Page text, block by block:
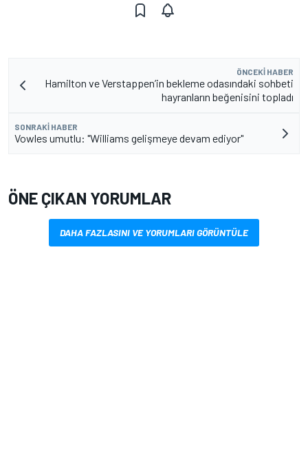
ÖNCEKI HABER
Hamilton ve Verstappen’in bekleme odasındaki sohbeti
hayranların beğenisini topladı
SONRAKI HABER
Vowles umutlu: "Williams gelişmeye devam ediyor"
ÖNE ÇIKAN YORUMLAR
DAHA FAZLASINI VE YORUMLARI GÖRÜNTÜLE